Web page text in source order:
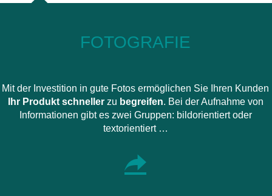
FOTOGRAFIE
Mit der Investition in gute Fotos ermöglichen Sie Ihren Kunden
Ihr Produkt schnellerzu begreifen. Bei der Aufnahme von
Informationen gibt es zwei Gruppen: bildorientiert oder
textorientiert …